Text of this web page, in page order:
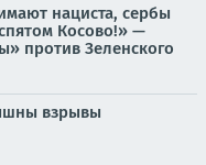
нациста, сербы
Косово!» —
против Зеленского
взрывы